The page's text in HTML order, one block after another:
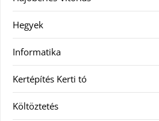
Hegyek
Informatika
Kertépítés Kerti tó
Költöztetés